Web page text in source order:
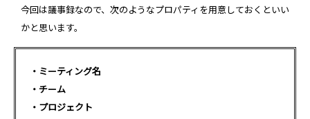
今回は議事録なので、次のようなプロパティを用意しておくといい
かと思います。
・ミーティング名
・チーム
・プロジェクト